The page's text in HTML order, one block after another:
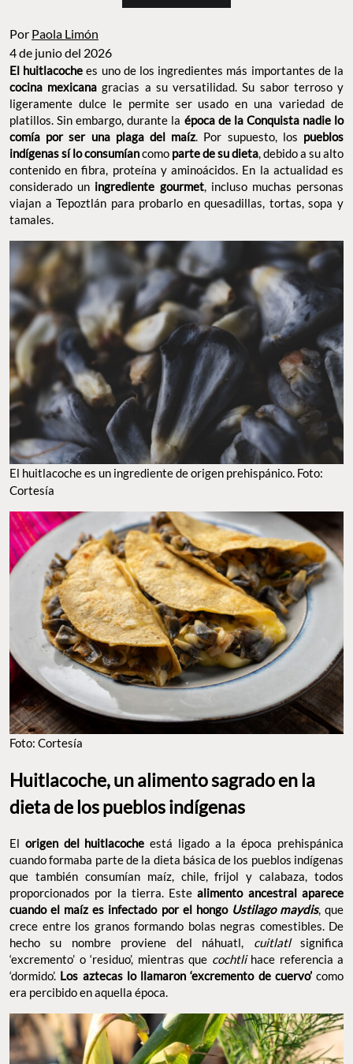
Por Paola Limón
4 de junio del 2026
El huitlacoche es uno de los ingredientes más importantes de la
cocina mexicanagracias a su versatilidad. Su sabor terroso y
ligeramente dulce le permite ser usado en una variedad de
platillos. Sin embargo, durante la época de la Conquista nadie lo
comía por ser una plaga del maíz. Por supuesto, los pueblos
indígenas sí loconsumíancomo parte de su dieta, debido a su alto
contenido en fibra, proteína y aminoácidos. En la actualidad es
considerado un ingrediente gourmet, incluso muchas personas
viajan a Tepoztlán para probarlo en quesadillas, tortas, sopa y
tamales.
El huitlacoche es un ingrediente de origen prehispánico. Foto:
Cortesía
Foto: Cortesía
Huitlacoche, un alimento sagrado en la
dieta de los pueblos indígenas
El origen del huitlacoche está ligado a la época prehispánica
cuando formaba parte de la dieta básica de los pueblos indígenas
que también consumían maíz, chile, frijol y calabaza, todos
proporcionados por la tierra. Estealimento ancestral aparece
cuando el maíz es infectado por el hongo Ustilago maydis, que
crece entre los granos formando bolas negras comestibles. De
hecho su nombre proviene del náhuatl, cuitlatlsignifica
‘excremento’ o ‘residuo’, mientras que cochtlihace referencia a
‘dormido’. Los aztecas lo llamaron ‘excremento de cuervo’ como
era percibido en aquella época.